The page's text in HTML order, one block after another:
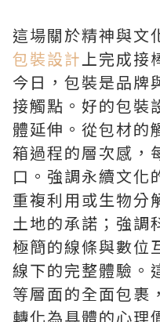
這場關於精神與文
包裝設計 上完成接
今日，包裝是品牌
接觸點。好的包裝
體延伸。從包材的
箱過程的層次感，
口。強調永續文化
重複利用或生物分
土地的承諾；強調
極簡的線條與數位
線下的完整體驗。
等層面的全面包裹
轉化為具體的心理